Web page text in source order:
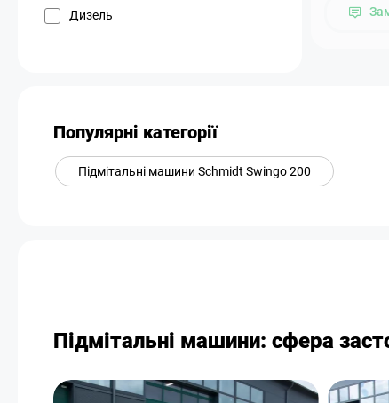
Дизель
Популярні категорії
Підмітальні машини Schmidt Swingo 200
Підмітальні машини: сфера